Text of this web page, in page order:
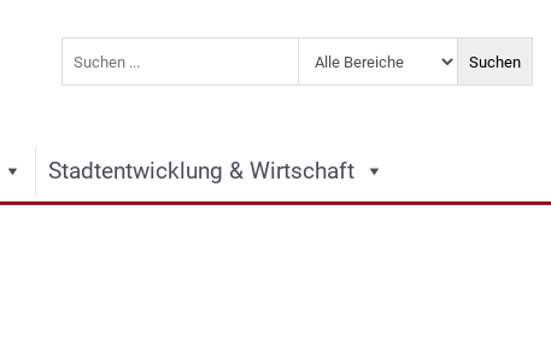
Stadtentwicklung & Wirtschaft